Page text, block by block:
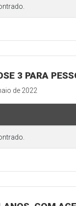
3 PARA
de 2022